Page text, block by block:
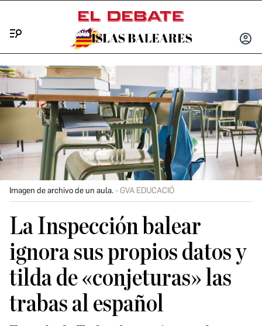
INICIAR
Imagen de archivo de un aula. GVA EDUCACIÓ
La Inspección balear
ignora sus propios datos y
tilda de «conjeturas» las
trabas al español